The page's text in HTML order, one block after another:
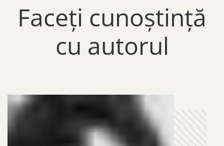
Faceți cunoștință
cu autorul